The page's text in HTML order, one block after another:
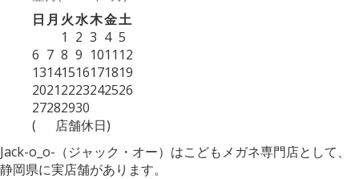
日 月 火水木金土
1 2 3 4 5
6 7 8 9 1011 12
13141516171819
20212223242526
27282930
(
店舗休日)
Jack-o_o-（ジャック・オー）はこどもメガネ専門店として、
静岡県に実店舗があります。